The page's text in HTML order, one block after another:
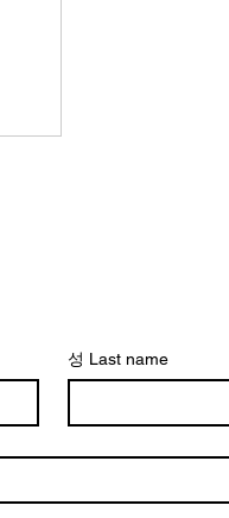
성 Last name